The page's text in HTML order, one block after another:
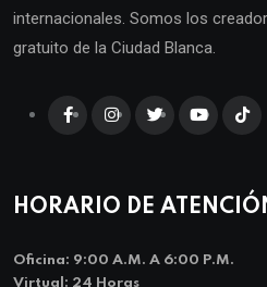
internacionales. Somos los
gratuito de la Ciudad Blanca.
HORARIO DE
Oficina: 9:00 A.m. A 6:00 P.m.
Virtual: 24 Horas